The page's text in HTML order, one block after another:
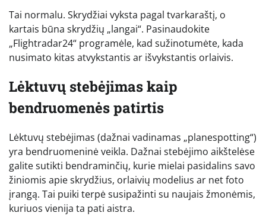
Tai normalu. Skrydžiai vyksta pagal tvarkaraštį, o
kartais būna skrydžių „langai“. Pasinaudokite
„Flightradar24“ programėle, kad sužinotumėte, kada
nusimato kitas atvykstantis ar išvykstantis orlaivis.
Lėktuvų stebėjimas kaip
bendruomenės patirtis
Lėktuvų stebėjimas (dažnai vadinamas „planespotting“)
yra bendruomeninė veikla. Dažnai stebėjimo aikštelėse
galite sutikti bendraminčių, kurie mielai pasidalins savo
žiniomis apie skrydžius, orlaivių modelius ar net foto
įrangą. Tai puiki terpė susipažinti su naujais žmonėmis,
kuriuos vienija ta pati aistra.